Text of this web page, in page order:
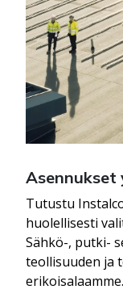
Asennukset
Tutustu
huolellisesti
Sähkö-, putki-
teollisuuden ja
erikoisalaamme.